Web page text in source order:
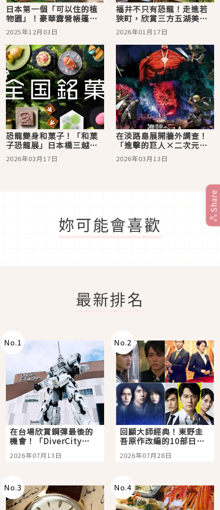
日本第一個「可以住的植
物園」！豪華露營帳篷、
小木屋桑拿、BBQ、AR恐
龍射擊體驗應有盡有
2025年12月03日
福井不只有恐龍！走進若
狹町，欣賞三方五湖美
景、在熊川宿時光漫步，
品嚐金賞梅酒好滋味
2026年01月17日
恐龍變身和菓子！「和菓
子恐龍展」日本橋三越登
場，38家老舖打造甜點恐
龍世界
2026年03月17日
在淡路島展開牆外調查！
「進擊的巨人×二次元之
森」聯名活動3月14日開跑
2026年03月13日
妳可能會喜歡
最新排名
No.1
在台場欣賞鋼彈最後的
機會！「DiverCity
Tokyo Plaza」搭船、
購物、美食及夜景，一
2026年07月13日
No.2
回顧大師經典！東野圭
吾原作改編的10部日本
影視作品推薦
2026年07月28日
No.3 No.4
Share